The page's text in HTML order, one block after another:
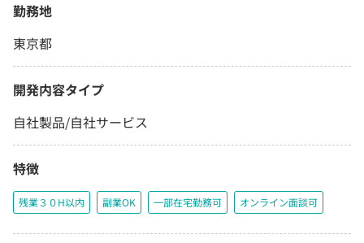
勤務地
東京都
開発内容タイプ
自社製品/自社サービス
特徴
残業３０H以内 副業OK 一部在宅勤務可 オンライン面談可